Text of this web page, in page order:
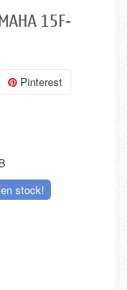
15F-
Pinterest
stock!